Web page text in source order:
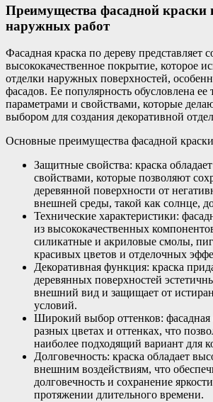
Преимущества фасадной краски
наружных работ
Фасадная краска по дереву представляет
высококачественное покрытие, которое
отделки наружных поверхностей,
фасадов. Ее популярность обусловлена ее
параметрами и свойствами, которые
выбором для создания декоративной
Основные преимущества фасадной
Защитные свойства: краска
свойствами, которые позволяют
деревянной поверхности от
внешней среды, такой как солнце,
Технические характеристики:
из высококачественных
силикатные и акриловые смолы,
красивых цветов и отделочных
Декоративная функция: краска
деревянных поверхностей
внешний вид и защищает от
условий.
Широкий выбор оттенков: фасадная
разных цветах и оттенках, что
наиболее подходящий вариант для
Долговечность: краска обладает
внешним воздействиям, что
долговечность и сохранение
протяжении длительного времени.